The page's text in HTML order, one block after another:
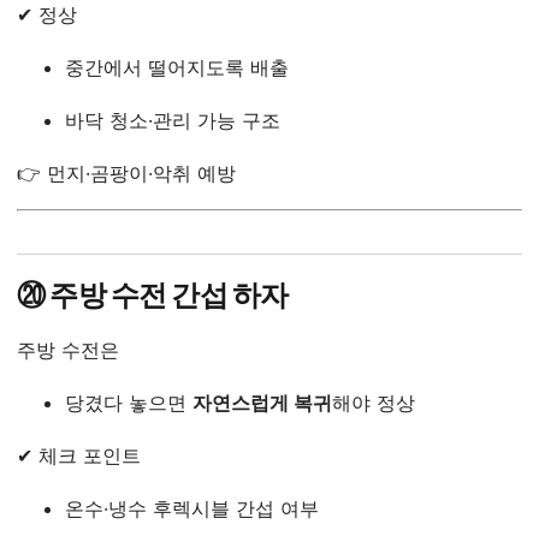
✔ 정상
중간에서 떨어지도록 배출
바닥 청소·관리 가능 구조
👉 먼지·곰팡이·악취 예방
⑳ 주방 수전 간섭 하자
주방 수전은
당겼다 놓으면 자연스럽게 복귀해야 정상
✔ 체크 포인트
온수·냉수 후렉시블 간섭 여부